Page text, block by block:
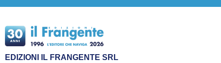
EDIZIONI IL FRANGENTE SRL